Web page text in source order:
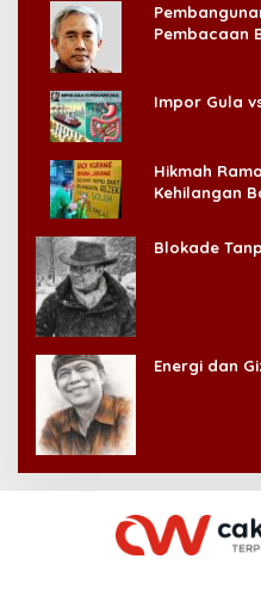
Pembacaan
Impor Gula
Hikmah
Kehilangan
Blokade
Energi dan